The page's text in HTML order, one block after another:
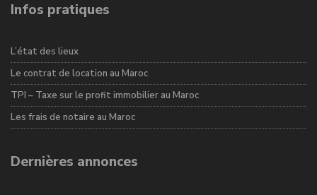
Infos pratiques
L’état des lieux
Le contrat de location au Maroc
TPI – Taxe sur le profit immobilier au Maroc
Les frais de notaire au Maroc
Dernières annonces